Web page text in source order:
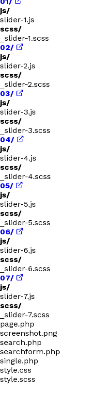
js/
slider-1.js
scss/
_slider-1.scss
02/
js/
slider-2.js
scss/
_slider-2.scss
03/
js/
slider-3.js
scss/
_slider-3.scss
04/
js/
slider-4.js
scss/
_slider-4.scss
05/
js/
slider-5.js
scss/
_slider-5.scss
06/
js/
slider-6.js
scss/
_slider-6.scss
07/
js/
slider-7.js
scss/
_slider-7.scss
page.php
screenshot.png
search.php
searchform.php
single.php
style.css
style.scss